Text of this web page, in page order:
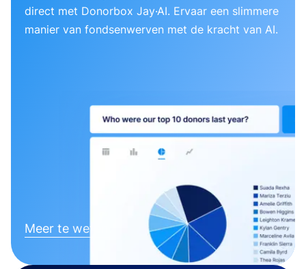
direct met Donorbox Jay·AI. Ervaar een slimmere
manier van fondsenwerven met de kracht van AI.
Meer te weten komen